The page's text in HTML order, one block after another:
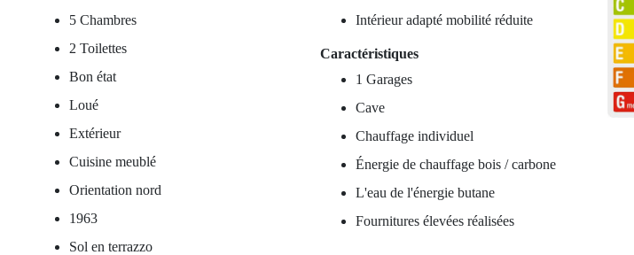
5 Chambres
2 Toilettes
Bon état
Loué
Extérieur
Cuisine meublé
Orientation nord
1963
Sol en terrazzo
Intérieur adapté mobilité réduite
Caractéristiques
1 Garages
Cave
Chauffage individuel
Énergie de chauffage bois / carbone
L'eau de l'énergie butane
Fournitures élevées réalisées